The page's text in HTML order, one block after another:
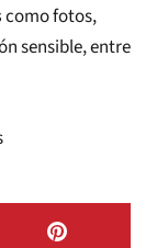
como fotos,
sensible, entre